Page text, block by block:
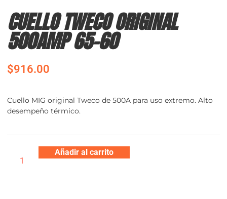
CUELLO TWECO ORIGINAL
500AMP 65-60
$916.00
Cuello MIG original Tweco de 500A para uso extremo. Alto
desempeño térmico.
Añadir al carrito